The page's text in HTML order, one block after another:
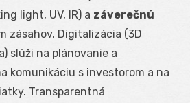
light, UV, IR) a záverečnú
zásahov. Digitalizácia (3D
slúži na plánovanie a
komunikáciu s investorom a na
Transparentná